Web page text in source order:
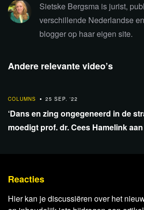
Lees verder
Sietske Bergsma is jurist,
verschillende Nederlandse
blogger op haar eigen site.
Andere relevante video’s
COLUMNS
25 SEP. '22
‘Dans en zing ongegeneerd in de
moedigt prof. dr. Cees Hamelink aan
Reacties
Hier kan je discussiëren over het